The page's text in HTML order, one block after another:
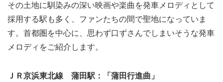
その土地に馴染みの深い映画や楽曲を発車メロディとして
採用する駅も多く、ファンたちの間で聖地になっていま
す。首都圏を中心に、思わず口ずさんでしまいそうな発車
メロディをご紹介します。
ＪＲ京浜東北線 蒲田駅：「蒲田行進曲」